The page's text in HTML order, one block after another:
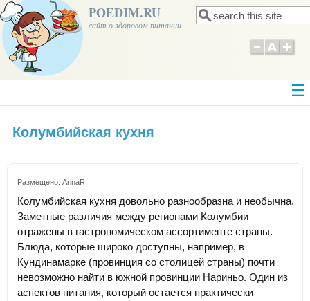
POEDIM.RU
сайт о здоровом питании Форма поиска
Поиск
Колумбийская кухня
Размещено: ArinaR
Колумбийская кухня довольно разнообразна и необычна.
Заметные различия между регионами Колумбии
отражены в гастрономическом ассортименте страны.
Блюда, которые широко доступны, например, в
Кундинамарке (провинция со столицей страны) почти
невозможно найти в южной провинции Нариньо. Один из
аспектов питания, который остается практически